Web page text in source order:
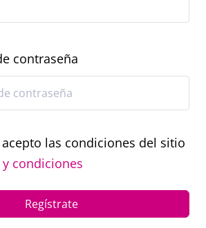
contraseña
las condiciones del sitio
condiciones
Regístrate